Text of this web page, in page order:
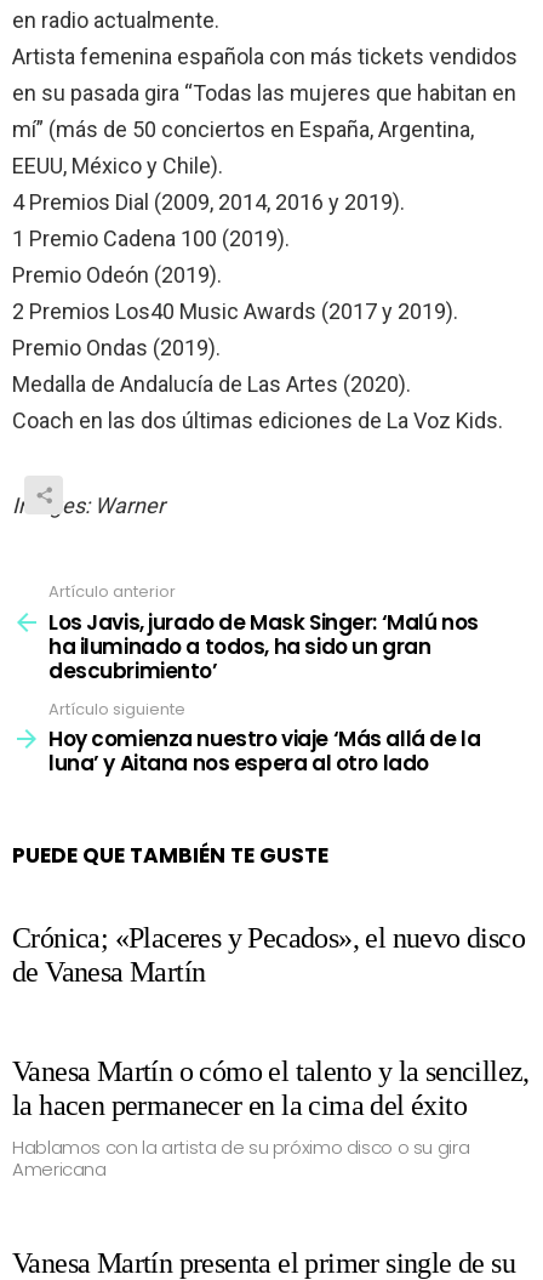
en radio actualmente.
Artista femenina española con más tickets vendidos
en su pasada gira “Todas las mujeres que habitan en
mí” (más de 50 conciertos en España, Argentina,
EEUU, México y Chile).
4 Premios Dial (2009, 2014, 2016 y 2019).
1 Premio Cadena 100 (2019).
Premio Odeón (2019).
2 Premios Los40 Music Awards (2017 y 2019).
Premio Ondas (2019).
Medalla de Andalucía de Las Artes (2020).
Coach en las dos últimas ediciones de La Voz Kids.
Images: Warner
más
Artículo anterior
Los Javis, jurado de Mask Singer: ‘Malú nos
ha iluminado a todos, ha sido un gran
descubrimiento’
Artículo siguiente
Hoy comienza nuestro viaje ‘Más allá de la
luna’ y Aitana nos espera al otro lado
PUEDE QUE TAMBIÉN TE GUSTE
Crónica; «Placeres y Pecados», el nuevo disco
de Vanesa Martín
Vanesa Martín o cómo el talento y la sencillez,
la hacen permanecer en la cima del éxito
Hablamos con la artista de su próximo disco o su gira
Americana
Vanesa Martín presenta el primer single de su